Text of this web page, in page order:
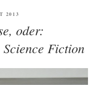
2013
oder:
Fiction